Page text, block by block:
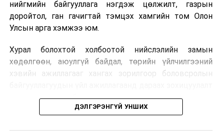
нийгмийн байгууллага нэгдэж цөлжилт, газрын
доройтол, ган гачигтай тэмцэх хамгийн том Олон
Улсын арга хэмжээ юм.
Хурал болохтой холбоотой нийслэлийн замын
хөдөлгөөн, аюулгүй байдал, төрийн үйлчилгээний
хэвийн ажиллагааг хангах зорилгоор боловсролын
хэрэгжүүлэхээр болжээ .
ДЭЛГЭРЭНГҮЙ УНШИХ